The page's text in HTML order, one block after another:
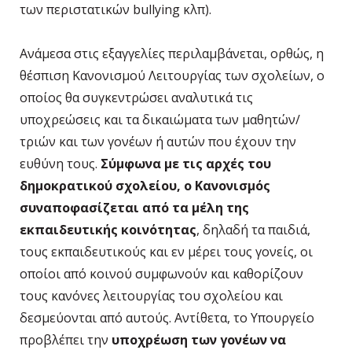
των περιστατικών bullying κλπ).
Ανάμεσα στις εξαγγελίες περιλαμβάνεται, ορθώς, η
θέσπιση Κανονισμού Λειτουργίας των σχολείων, ο
οποίος θα συγκεντρώσει αναλυτικά τις
υποχρεώσεις και τα δικαιώματα των μαθητών/
τριών και των γονέων ή αυτών που έχουν την
ευθύνη τους. Σύμφωνα με τις αρχές του
δημοκρατικού σχολείου, ο Κανονισμός
συναποφασίζεται από τα μέλη της
εκπαιδευτικής κοινότητας, δηλαδή τα παιδιά,
τους εκπαιδευτικούς και εν μέρει τους γονείς, οι
οποίοι από κοινού συμφωνούν και καθορίζουν
τους κανόνες λειτουργίας του σχολείου και
δεσμεύονται από αυτούς. Αντίθετα, το Υπουργείο
προβλέπει την υποχρέωση των γονέων να